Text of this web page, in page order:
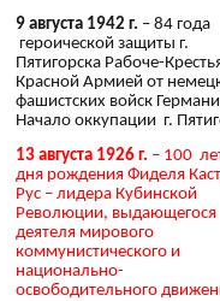
9 августа 1942 г. – 84 года
героической защиты г.
Пятигорска Рабоче-
Красной Армией от
фашистских войск
Начало оккупации г.
13 августа 1926 г. – 100
дня рождения Фиделя
Рус – лидера Кубинской
Революции, выдающегося
деятеля мирового
коммунистического и
национально-
освободительного